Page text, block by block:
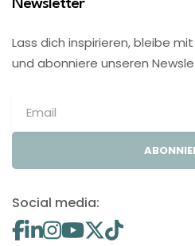
Newsletter
Lass dich inspirieren, bleibe
und abonniere unseren
Social media: